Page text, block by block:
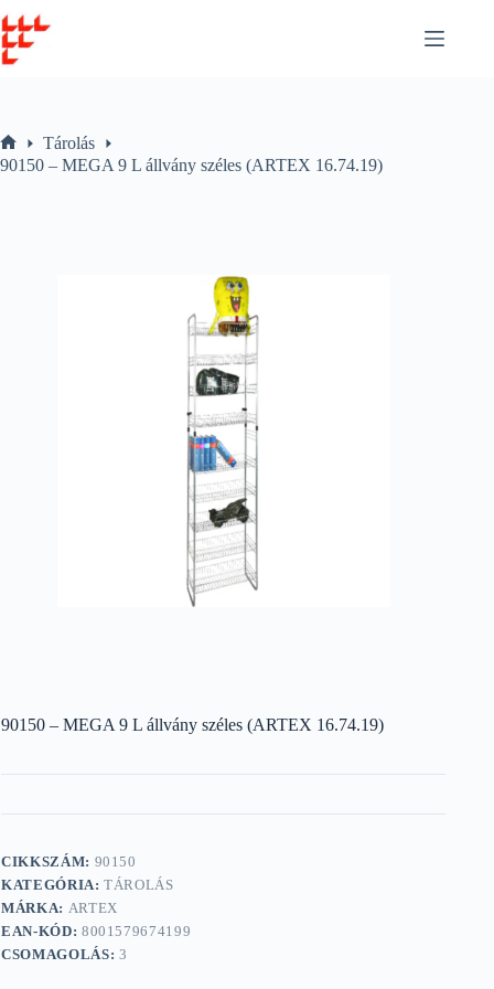
to
content
Home
Tárolás
90150 – MEGA 9 L állvány széles (ARTEX 16.74.19)
90150 – MEGA 9 L állvány széles (ARTEX 16.74.19)
CIKKSZÁM: 90150
KATEGÓRIA:TÁROLÁS
MÁRKA: ARTEX
EAN-KÓD: 8001579674199
CSOMAGOLÁS: 3